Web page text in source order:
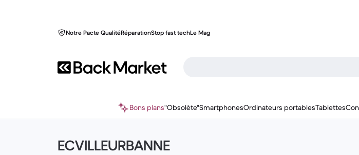
Notre Pacte QualitéRéparationStop fast techLe Mag
Bons plans"Obsolète"SmartphonesOrdinateurs portablesTablettes
ECVILLEURBANNE